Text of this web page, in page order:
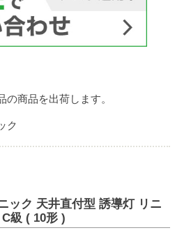
の商品を出荷します。
ク
ック 天井直付型 誘導灯 リニ
級 ( 10形 )